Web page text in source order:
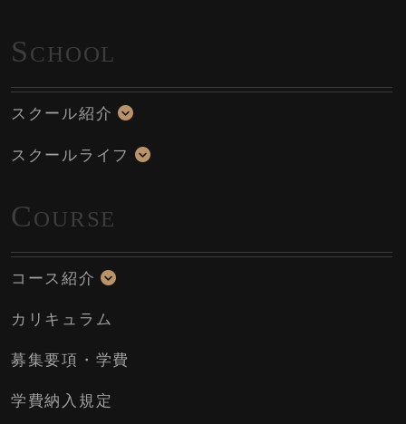
SCHOOL
スクール紹介
スクールライフ
COURSE
コース紹介
カリキュラム
募集要項・学費
学費納入規定